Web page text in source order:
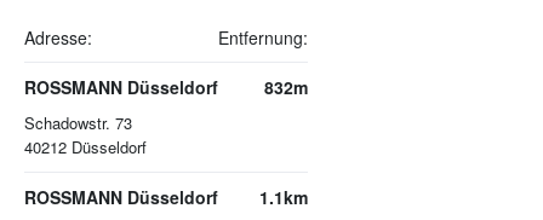
Adresse: Entfernung:
ROSSMANN Düsseldorf
Schadowstr. 73
40212 Düsseldorf
832m
ROSSMANN Düsseldorf 1.1km